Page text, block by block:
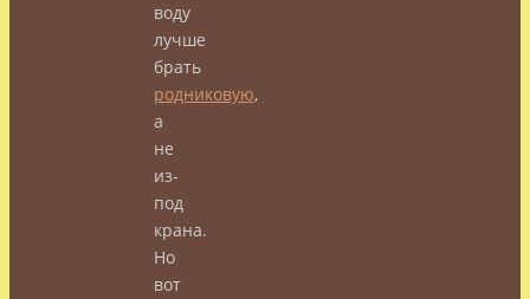
воду
лучше
брать
родниковую,
а
не
из-
под
крана.
Но
вот